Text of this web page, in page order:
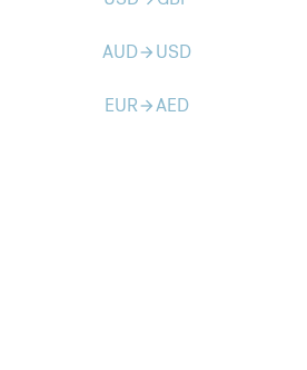
AUDarrow_forward USD
EURarrow_forwardAED